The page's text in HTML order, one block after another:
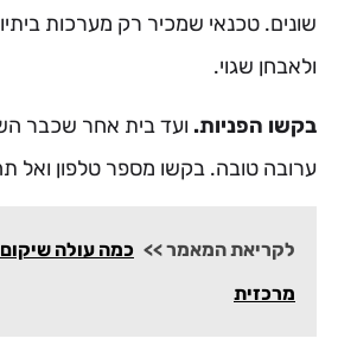
שונים. טכנאי שמכיר רק מערכות
ולאבחן שגוי.
בקשו הפניות. ועד בית אחר שכבר
ערובה טובה. בקשו מספר טלפון ואל
לקריאת המאמר >> כמה עולה
מרכזית